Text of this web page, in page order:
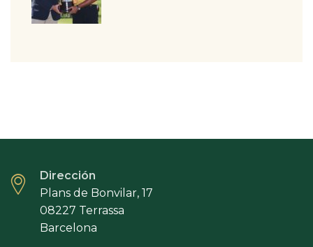
Dirección
Plans de Bonvilar, 17
08227 Terrassa
Barcelona